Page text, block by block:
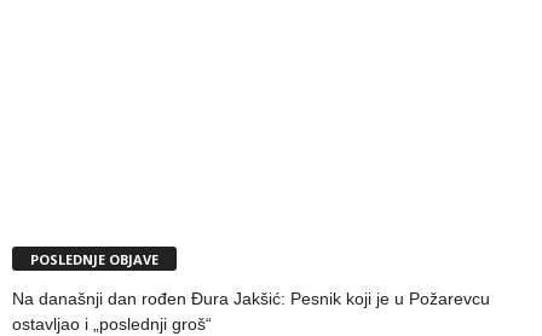
POSLEDNJE OBJAVE
Na današnji dan rođen Đura Jakšić: Pesnik koji je u Požarevcu
ostavljao i „poslednji groš“